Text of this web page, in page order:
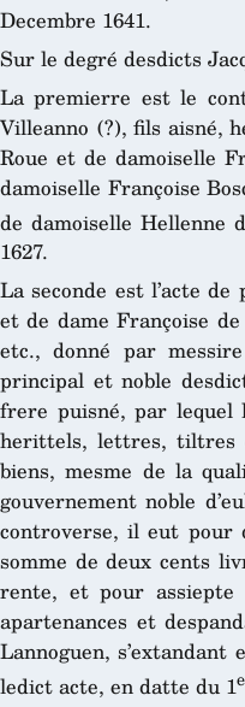
Decembre 1641.
Sur le degré desdicts
La premierre est le
Villeanno (?), fils aisné,
Roue et de damoiselle
damoiselle Françoise
de damoiselle Hellenne
1627.
La seconde est l’acte
et de dame Françoise
etc., donné par
principal et noble
frere puisné, par lequel
herittels, lettres, tiltres
biens, mesme de la
gouvernement noble
controverse, il eut pour
somme de deux cents
rente, et pour
apartenances et
Lannoguen,
ledict acte, en datte du 1